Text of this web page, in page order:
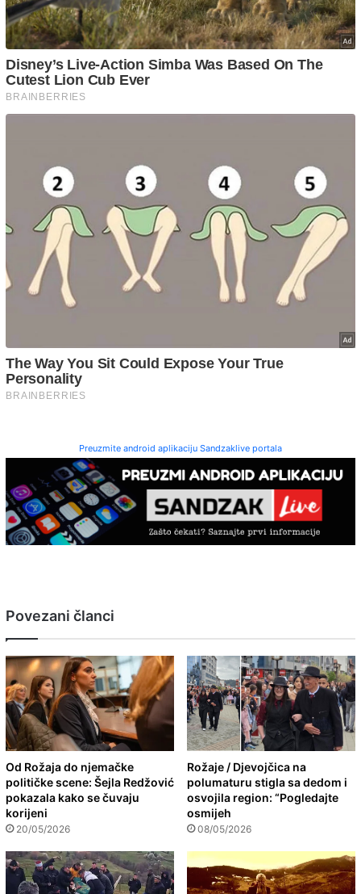
Preuzmite android aplikaciju Sandzaklive portala
Povezani članci
Od Rožaja do njemačke
političke scene: Šejla Redžović
pokazala kako se čuvaju
korijeni
20/05/2026
Rožaje / Djevojčica na
polumaturu stigla sa dedom i
osvojila region: “Pogledajte
osmijeh
08/05/2026